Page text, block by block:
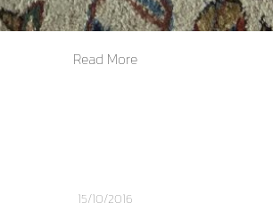
Read More
15/10/2016